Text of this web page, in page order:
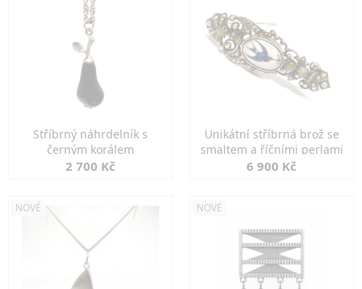
Stříbrný náhrdelník s
černým korálem
2 700 Kč
Unikátní stříbrná brož se
smaltem a říčními perlami
6 900 Kč
NOVÉ NOVÉ